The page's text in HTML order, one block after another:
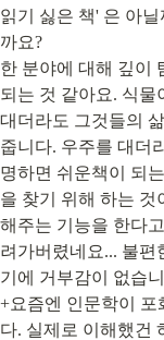
읽기 싫은 책' 은 아
까요?
한 분야에 대해 깊이
되는 것 같아요. 식물
대더라도 그것들의
줍니다. 우주를 대더
명하면 쉬운책이 되
을 찾기 위해 하는 것
해주는 기능을 한다
려가버렸네요... 불편
기에 거부감이 없습
+요즘엔 인문학이 포
다. 실제로 이해했건